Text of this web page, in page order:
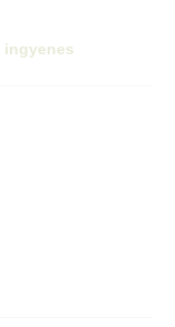
ingyenes